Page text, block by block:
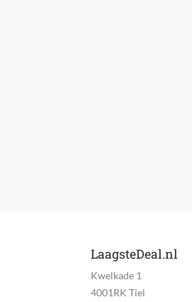
LaagsteDeal.nl
Kwelkade 1
4001RK Tiel